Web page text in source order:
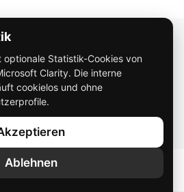
Statistik-Cookies von
Clarity. Die interne
cookielos und ohne
Ablehnen